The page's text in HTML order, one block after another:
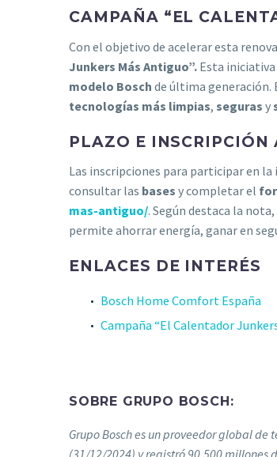
CAMPAÑA “EL
Con el objetivo de acelerar esta
Junkers Más Antiguo”. Esta
modelo Bosch de última generación.
tecnologías más limpias, seguras y
PLAZO E
Las inscripciones para participar en la
consultar las bases y completar el
mas-antiguo/. Según destaca la
permite ahorrar energía, ganar en
ENLACES DE INTERÉS
Bosch Home Comfort España
Campaña “El Calentador
SOBRE GRUPO BOSCH:
Grupo Bosch es un proveedor global